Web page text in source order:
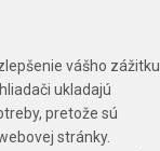
vášho zážitku
ukladajú
pretože sú
stránky.